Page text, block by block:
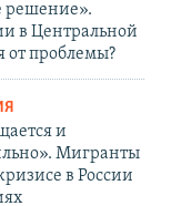
решение».
в Центральной
от проблемы?
и
Мигранты
в России